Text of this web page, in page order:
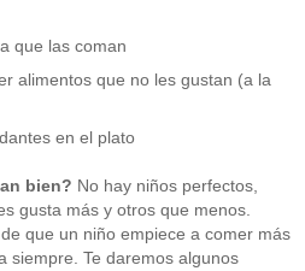
que las coman
alimentos que no les gustan (a la
en el plato
bien? No hay niños perfectos,
gusta más y otros que menos.
que un niño empiece a comer más
siempre. Te daremos algunos